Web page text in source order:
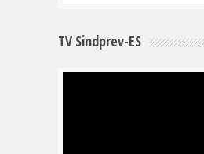
TV Sindprev-ES